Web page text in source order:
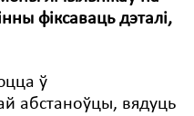
фіксаваць дэталі,
ў
абстаноўцы, вядуць